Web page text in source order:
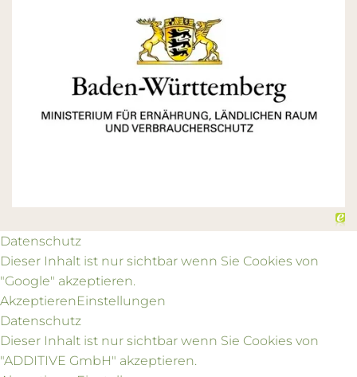
Datenschutz
Dieser Inhalt ist nur sichtbar wenn Sie Cookies von
"Google" akzeptieren.
AkzeptierenEinstellungen
Datenschutz
Dieser Inhalt ist nur sichtbar wenn Sie Cookies von
"ADDITIVE GmbH" akzeptieren.